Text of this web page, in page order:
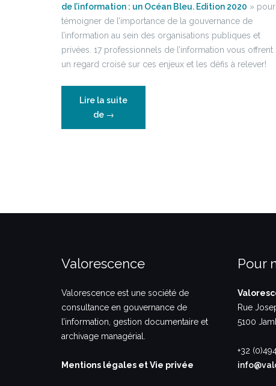
de l’information : un Océan Bleu. Edition 2020 » pour
témoigner de l’importance de la gouvernance de
l’information au sein des organisations publiques et
privées. 17 professionnels de l’information vous offrent
un regard croisé sur ces enjeux et les défis à relever!
Lire la suite
de “La
gouvernance
→
Valorescence
Valorescence est une société de
consultance en gouvernance de
l’information, gestion documentaire et
archivage managérial.
Mentions légales et Vie privée
Pour
Rue
5100
+32